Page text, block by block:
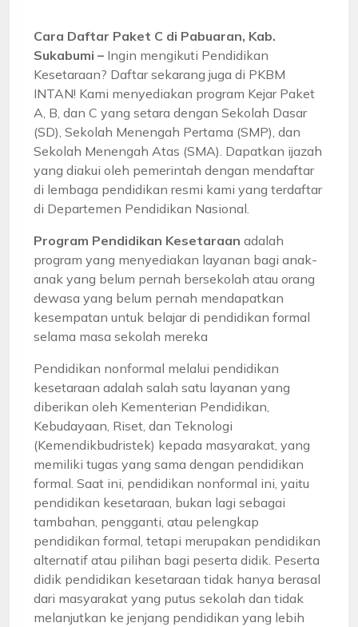
Cara Daftar Paket C di Pabuaran, Kab.
Sukabumi – Ingin mengikuti Pendidikan
Kesetaraan? Daftar sekarang juga di PKBM
INTAN! Kami menyediakan program Kejar Paket
A, B, dan C yang setara dengan Sekolah Dasar
(SD), Sekolah Menengah Pertama (SMP), dan
Sekolah Menengah Atas (SMA). Dapatkan ijazah
yang diakui oleh pemerintah dengan mendaftar
di lembaga pendidikan resmi kami yang terdaftar
di Departemen Pendidikan Nasional.
Program Pendidikan Kesetaraan adalah
program yang menyediakan layanan bagi anak-
anak yang belum pernah bersekolah atau orang
dewasa yang belum pernah mendapatkan
kesempatan untuk belajar di pendidikan formal
selama masa sekolah mereka
Pendidikan nonformal melalui pendidikan
kesetaraan adalah salah satu layanan yang
diberikan oleh Kementerian Pendidikan,
Kebudayaan, Riset, dan Teknologi
(Kemendikbudristek) kepada masyarakat, yang
memiliki tugas yang sama dengan pendidikan
formal. Saat ini, pendidikan nonformal ini, yaitu
pendidikan kesetaraan, bukan lagi sebagai
tambahan, pengganti, atau pelengkap
pendidikan formal, tetapi merupakan pendidikan
alternatif atau pilihan bagi peserta didik. Peserta
didik pendidikan kesetaraan tidak hanya berasal
dari masyarakat yang putus sekolah dan tidak
melanjutkan ke jenjang pendidikan yang lebih